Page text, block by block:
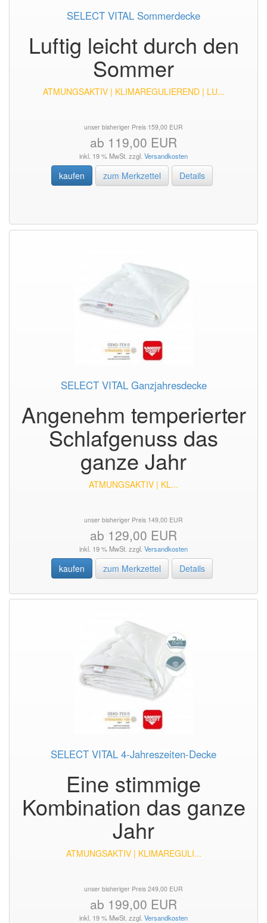
SELECT VITAL Sommerdecke
Luftig leicht durch den
Sommer
ATMUNGSAKTIV | KLIMAREGULIEREND | LU...
unser bisheriger Preis 159,00 EUR
ab 119,00 EUR
inkl. 19 % MwSt. zzgl. Versandkosten
kaufen zum Merkzettel Details
SELECT VITAL Ganzjahresdecke
Angenehm temperierter
Schlafgenuss das
ganze Jahr
ATMUNGSAKTIV | KL...
unser bisheriger Preis 149,00 EUR
ab 129,00 EUR
inkl. 19 % MwSt. zzgl. Versandkosten
kaufen zum Merkzettel Details
SELECT VITAL 4-Jahreszeiten-Decke
Eine stimmige
Kombination das ganze
Jahr
ATMUNGSAKTIV | KLIMAREGULI...
unser bisheriger Preis 249,00 EUR
ab 199,00 EUR
inkl. 19 % MwSt. zzgl. Versandkosten